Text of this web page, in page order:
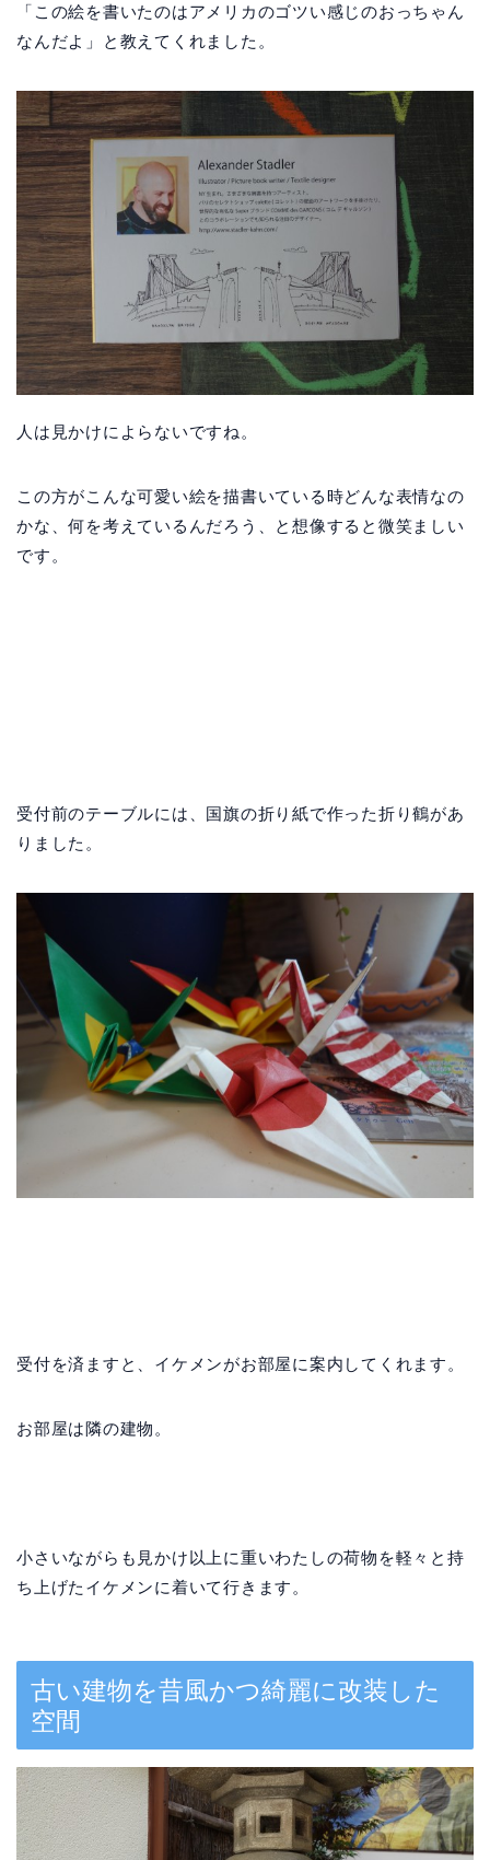
「この絵を書いたのはアメリカのゴツい感じのおっちゃん
なんだよ」と教えてくれました。
人は見かけによらないですね。
この方がこんな可愛い絵を描書いている時どんな表情なの
かな、何を考えているんだろう、と想像すると微笑ましい
です。
受付前のテーブルには、国旗の折り紙で作った折り鶴があ
りました。
受付を済ますと、イケメンがお部屋に案内してくれます。
お部屋は隣の建物。
小さいながらも見かけ以上に重いわたしの荷物を軽々と持
ち上げたイケメンに着いて行きます。
古い建物を昔風かつ綺麗に改装した
空間